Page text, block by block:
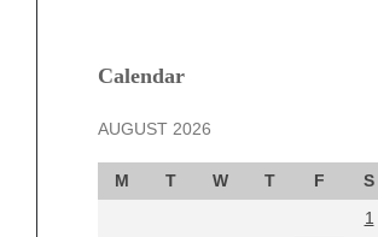
Calendar
AUGUST 2026
M T W T F S
1
December 2024
October 2024
September 2024
August 2024